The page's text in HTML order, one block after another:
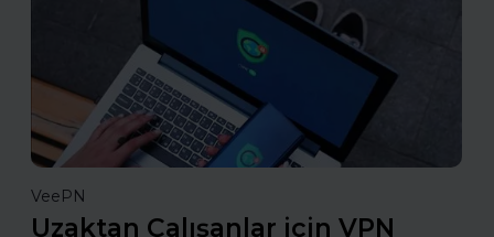
VeePN
Uzaktan Çalışanlar için VPN